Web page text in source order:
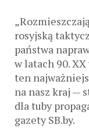
rosyjską
państwa
w latach 90.
ten
na nasz kraj —
dla tuby
gazety SB.by.